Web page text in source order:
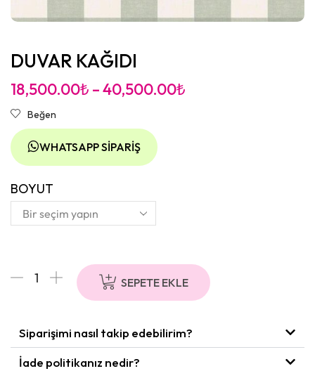
DUVAR KAĞIDI
18,500.00₺ –40,500.00₺
Beğen
WHATSAPP SIPARIŞ
BOYUT
SEPETE EKLE
Siparişimi nasıl takip edebilirim?
İade politikanız nedir?